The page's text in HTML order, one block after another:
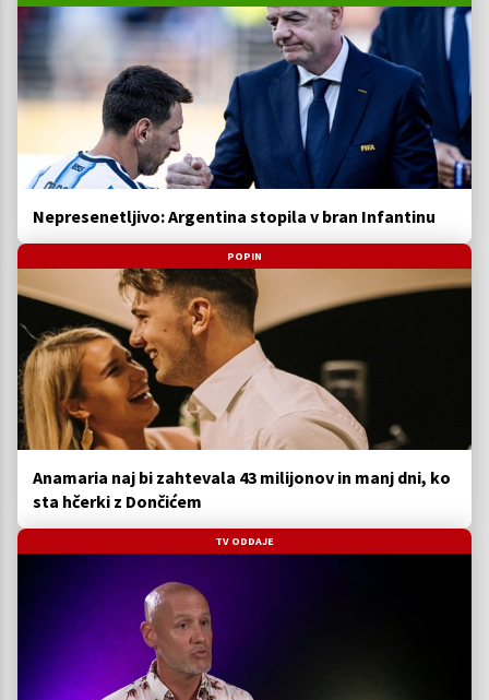
Nepresenetljivo: Argentina stopila v bran Infantinu
POPIN
Anamaria naj bi zahtevala 43 milijonov in manj dni, ko
sta hčerki z Dončićem
TV ODDAJE